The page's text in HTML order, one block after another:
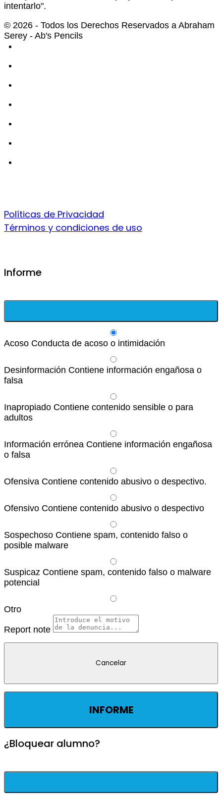
intentarlo".
© 2026 - Todos los Derechos Reservados a Abraham
Serey - Ab's Pencils
Políticas de Privacidad
Términos y condiciones de uso
Informe
Acoso Conducta de acoso o intimidación
Desinformación Contiene información engañosa o
falsa
Inapropiado Contiene contenido sensible o para
adultos
Información errónea Contiene información engañosa
o falsa
Ofensiva Contiene contenido abusivo o despectivo.
Ofensivo Contiene contenido abusivo o despectivo
Sospechoso Contiene spam, contenido falso o
posible malware
Suspicaz Contiene spam, contenido falso o malware
potencial
Otro
Report note
INFORME
¿Bloquear alumno?